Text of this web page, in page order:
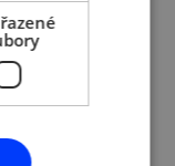
, které se
úřadů.
Kč